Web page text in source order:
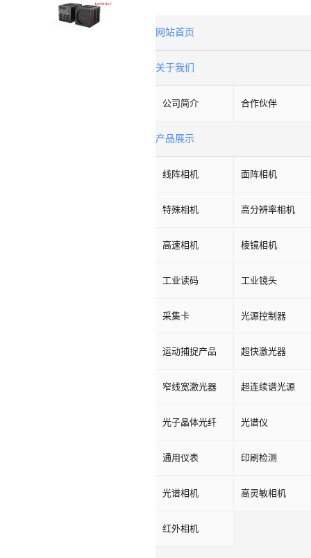
网站首页
关于我们
公司简介 合作伙伴
产品展示
线阵相机 面阵相机
特殊相机 高分辨率相机
高速相机 棱镜相机
工业读码 工业镜头
采集卡 光源控制器
运动捕捉产品 超快激光器
窄线宽激光器 超连续谱光源
光子晶体光纤 光谱仪
通用仪表 印刷检测
光谱相机 高灵敏相机
红外相机